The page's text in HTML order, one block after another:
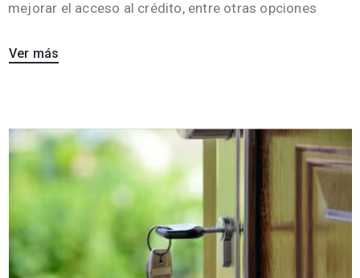
mejorar el acceso al crédito, entre otras opciones
Ver más